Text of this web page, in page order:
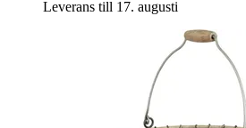
Leverans till 17. augusti